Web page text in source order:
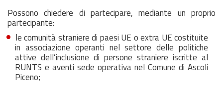
Possono chiedere di partecipare, mediante un proprio
partecipante:
le comunità straniere di paesi UE o extra UE costituite
in associazione operanti nel settore delle politiche
attive dell’inclusione di persone straniere iscritte al
RUNTS e aventi sede operativa nel Comune di Ascoli
Piceno;